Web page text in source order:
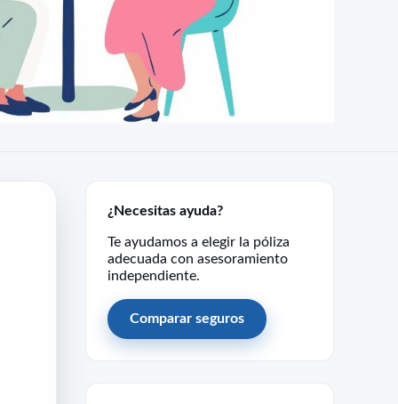
¿Necesitas ayuda?
Te ayudamos a elegir la póliza
adecuada con asesoramiento
independiente.
Comparar seguros